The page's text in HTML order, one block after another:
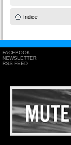
Indice
FACEBOOK
NEWSLETTER
RSS FEED